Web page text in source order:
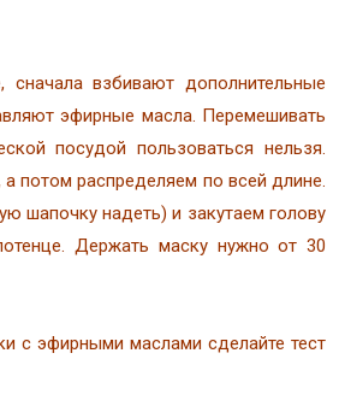
взбивают дополнительные
эфирные масла. Перемешивать
посудой пользоваться нельзя.
потом распределяем по всей длине.
шапочку надеть) и закутаем голову
Держать маску нужно от 30
с эфирными маслами сделайте тест